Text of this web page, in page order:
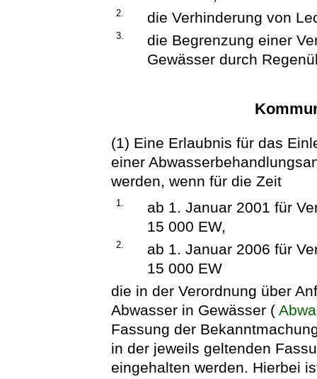
2. die Verhinderung von
3.
die Begrenzung einer
Gewässer durch
(1) Eine Erlaubnis für das
einer
werden, wenn für die Zeit
1.
ab 1. Januar 2001 für
15 000 EW,
2.
ab 1. Januar 2006 für
15 000 EW
die in der Verordnung über
Abwasser in Gewässer (
Fassung der
in der jeweils geltenden
eingehalten werden. Hierbei